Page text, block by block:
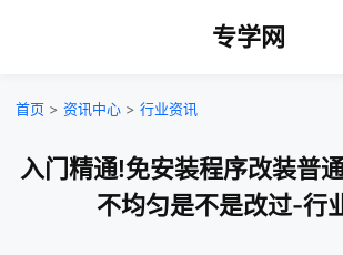
专学网
首页 > 资讯中心 > 行业资讯
入门精通!免安装程序改装普
不均匀是不是改过-行